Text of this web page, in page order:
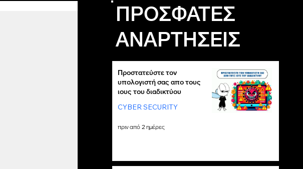
ΠΡΟΣΦΑΤΕΣ
ΑΝΑΡΤΗΣΕΙΣ
Προστατεύστε τον
υπολογιστή σας απο τους
ιους του διαδικτύου
CYBER SECURITY
πριν από 2 ημέρες